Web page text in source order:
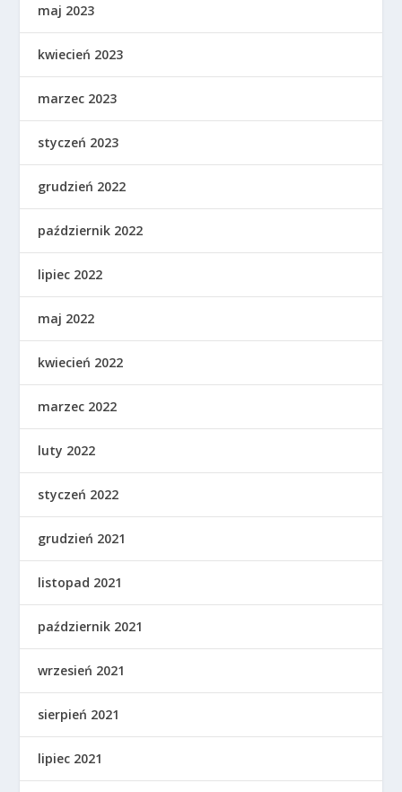
maj 2023
kwiecień 2023
marzec 2023
styczeń 2023
grudzień 2022
październik 2022
lipiec 2022
maj 2022
kwiecień 2022
marzec 2022
luty 2022
styczeń 2022
grudzień 2021
listopad 2021
październik 2021
wrzesień 2021
sierpień 2021
lipiec 2021